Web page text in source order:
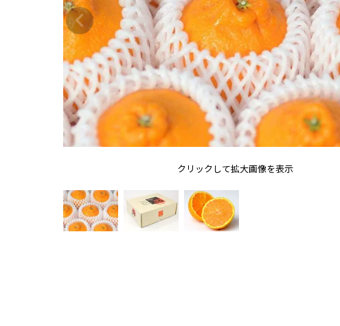
クリックして拡大画像を表示